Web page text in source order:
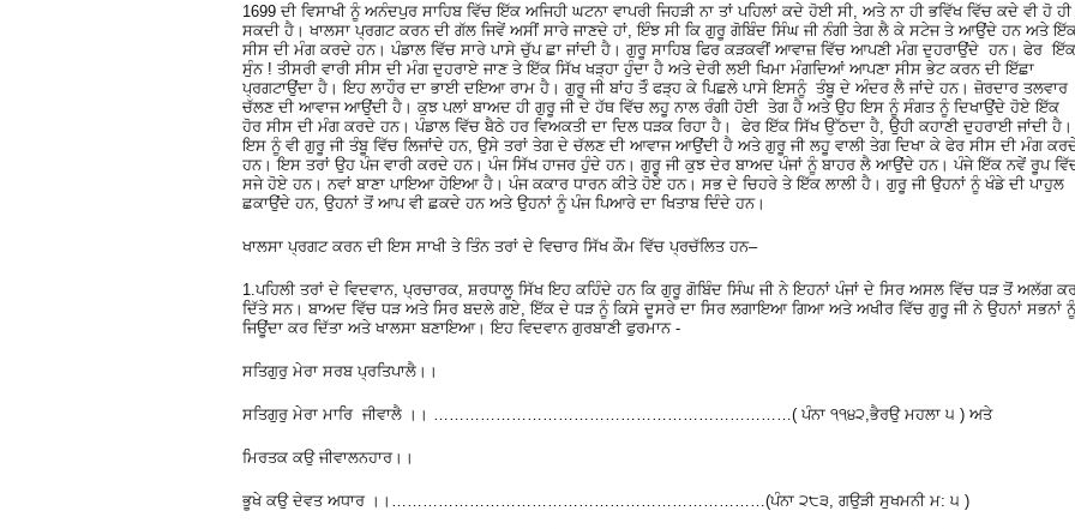
1699 ਦੀ ਵਿਸਾਖੀ ਨੂੰ ਅਨੰਦਪੁਰ ਸਾਹਿਬ ਵਿੱਚ ਇੱਕ ਅਜਿਹੀ ਘਟਨਾ ਵਾਪਰੀ ਜਿਹੜੀ ਨਾ ਤਾਂ ਪਹਿਲਾਂ ਕਦੇ ਹੋਈ ਸੀ, ਅਤੇ ਨਾ ਹੀ ਭਵਿੱਖ ਵਿੱਚ ਕਦੇ ਵੀ ਹੋ ਹੀ
ਸਕਦੀ ਹੈ। ਖਾਲਸਾ ਪ੍ਰਗਟ ਕਰਨ ਦੀ ਗੱਲ ਜਿਵੇਂ ਅਸੀਂ ਸਾਰੇ ਜਾਣਦੇ ਹਾਂ, ਇੰਝ ਸੀ ਕਿ ਗੁਰੂ ਗੋਬਿੰਦ ਸਿੰਘ ਜੀ ਨੰਗੀ ਤੇਗ ਲੈ ਕੇ ਸਟੇਜ ਤੇ ਆਉਂਦੇ ਹਨ ਅਤੇ
ਸੀਸ ਦੀ ਮੰਗ ਕਰਦੇ ਹਨ। ਪੰਡਾਲ ਵਿੱਚ ਸਾਰੇ ਪਾਸੇ ਚੁੱਪ ਛਾ ਜਾਂਦੀ ਹੈ। ਗੁਰੂ ਸਾਹਿਬ ਫਿਰ ਕੜਕਵੀਂ ਆਵਾਜ਼ ਵਿੱਚ ਆਪਣੀ ਮੰਗ ਦੁਹਰਾਉਂਦੇ ਹਨ। ਫੇਰ ਇੱਕ
ਸੁੰਨ ! ਤੀਸਰੀ ਵਾਰੀ ਸੀਸ ਦੀ ਮੰਗ ਦੁਹਰਾਏ ਜਾਣ ਤੇ ਇੱਕ ਸਿੱਖ ਖੜ੍ਹਾ ਹੁੰਦਾ ਹੈ ਅਤੇ ਦੇਰੀ ਲਈ ਖਿਮਾ ਮੰਗਦਿਆਂ ਆਪਣਾ ਸੀਸ ਭੇਟ ਕਰਨ ਦੀ ਇੱਛਾ
ਪ੍ਰਗਟਾਉਂਦਾ ਹੈ। ਇਹ ਲਾਹੌਰ ਦਾ ਭਾਈ ਦਇਆ ਰਾਮ ਹੈ। ਗੁਰੂ ਜੀ ਬਾਂਹ ਤੋੰ ਫੜ੍ਹ ਕੇ ਪਿਛਲੇ ਪਾਸੇ ਇਸਨੂੰ ਤੰਬੂ ਦੇ ਅੰਦਰ ਲੈ ਜਾਂਦੇ ਹਨ। ਜ਼ੋਰਦਾਰ ਤਲਵਾਰ
ਚੱਲਣ ਦੀ ਆਵਾਜ ਆਉਂਦੀ ਹੈ। ਕੁਝ ਪਲਾਂ ਬਾਅਦ ਹੀ ਗੁਰੂ ਜੀ ਦੇ ਹੱਥ ਵਿੱਚ ਲਹੂ ਨਾਲ ਰੰਗੀ ਹੋਈ ਤੇਗ ਹੈ ਅਤੇ ਉਹ ਇਸ ਨੂੰ ਸੰਗਤ ਨੂੰ ਦਿਖਾਉਂਦੇ ਹੋਏ ਇੱਕ
ਹੋਰ ਸੀਸ ਦੀ ਮੰਗ ਕਰਦੇ ਹਨ। ਪੰਡਾਲ ਵਿੱਚ ਬੈਠੇ ਹਰ ਵਿਅਕਤੀ ਦਾ ਦਿਲ ਧੜਕ ਰਿਹਾ ਹੈ। ਫੇਰ ਇੱਕ ਸਿੱਖ ਉੱਠਦਾ ਹੈ, ਉਹੀ ਕਹਾਣੀ ਦੁਹਰਾਈ ਜਾਂਦੀ ਹੈ।
ਇਸ ਨੂੰ ਵੀ ਗੁਰੂ ਜੀ ਤੰਬੂ ਵਿੱਚ ਲਿਜਾਂਦੇ ਹਨ, ਉਸੇ ਤਰਾਂ ਤੇਗ ਦੇ ਚੱਲਣ ਦੀ ਆਵਾਜ ਆਉਂਦੀ ਹੈ ਅਤੇ ਗੁਰੂ ਜੀ ਲਹੂ ਵਾਲੀ ਤੇਗ ਦਿਖਾ ਕੇ ਫੇਰ ਸੀਸ ਦੀ ਮੰਗ
ਹਨ। ਇਸ ਤਰਾਂ ਉਹ ਪੰਜ ਵਾਰੀ ਕਰਦੇ ਹਨ। ਪੰਜ ਸਿੱਖ ਹਾਜਰ ਹੁੰਦੇ ਹਨ। ਗੁਰੂ ਜੀ ਕੁਝ ਦੇਰ ਬਾਅਦ ਪੰਜਾਂ ਨੂੰ ਬਾਹਰ ਲੈ ਆਉਂਦੇ ਹਨ। ਪੰਜੇ ਇੱਕ ਨਵੇਂ ਰੂਪ
ਸਜੇ ਹੋਏ ਹਨ। ਨਵਾਂ ਬਾਣਾ ਪਾਇਆ ਹੋਇਆ ਹੈ। ਪੰਜ ਕਕਾਰ ਧਾਰਨ ਕੀਤੇ ਹੋਏ ਹਨ। ਸਭ ਦੇ ਚਿਹਰੇ ਤੇ ਇੱਕ ਲਾਲੀ ਹੈ। ਗੁਰੂ ਜੀ ਉਹਨਾਂ ਨੂੰ ਖੰਡੇ ਦੀ ਪਾਹੁਲ
ਛਕਾਉਂਦੇ ਹਨ, ਉਹਨਾਂ ਤੋਂ ਆਪ ਵੀ ਛਕਦੇ ਹਨ ਅਤੇ ਉਹਨਾਂ ਨੂੰ ਪੰਜ ਪਿਆਰੇ ਦਾ ਖਿਤਾਬ ਦਿੰਦੇ ਹਨ।
ਖਾਲਸਾ ਪ੍ਰਗਟ ਕਰਨ ਦੀ ਇਸ ਸਾਖੀ ਤੇ ਤਿੰਨ ਤਰਾਂ ਦੇ ਵਿਚਾਰ ਸਿੱਖ ਕੌਮ ਵਿੱਚ ਪ੍ਰਚੱਲਿਤ ਹਨ–
1.ਪਹਿਲੀ ਤਰਾਂ ਦੇ ਵਿਦਵਾਨ, ਪ੍ਰਚਾਰਕ, ਸ਼ਰਧਾਲੂ ਸਿੱਖ ਇਹ ਕਹਿੰਦੇ ਹਨ ਕਿ ਗੁਰੂ ਗੋਬਿੰਦ ਸਿੰਘ ਜੀ ਨੇ ਇਹਨਾਂ ਪੰਜਾਂ ਦੇ ਸਿਰ ਅਸਲ ਵਿੱਚ ਧੜ ਤੋਂ ਅਲੱਗ
ਦਿੱਤੇ ਸਨ। ਬਾਅਦ ਵਿੱਚ ਧੜ ਅਤੇ ਸਿਰ ਬਦਲੇ ਗਏ, ਇੱਕ ਦੇ ਧੜ ਨੂੰ ਕਿਸੇ ਦੂਸਰੇ ਦਾ ਸਿਰ ਲਗਾਇਆ ਗਿਆ ਅਤੇ ਅਖੀਰ ਵਿੱਚ ਗੁਰੂ ਜੀ ਨੇ ਉਹਨਾਂ ਸਭਨਾਂ ਨੂੰ
ਜਿਊਂਦਾ ਕਰ ਦਿੱਤਾ ਅਤੇ ਖਾਲਸਾ ਬਣਾਇਆ। ਇਹ ਵਿਦਵਾਨ ਗੁਰਬਾਣੀ ਫੁਰਮਾਨ -
ਸਤਿਗੁਰੁ ਮੇਰਾ ਸਰਬ ਪ੍ਰਤਿਪਾਲੈ।।
ਸਤਿਗੁਰੁ ਮੇਰਾ ਮਾਰਿ ਜੀਵਾਲੈ ।। ……………………………………………………………( ਪੰਨਾ ੧੧੪੨,ਭੈਰਉ ਮਹਲਾ ੫ ) ਅਤੇ
ਮਿਰਤਕ ਕਉ ਜੀਵਾਲਨਹਾਰ।।
ਭੂਖੇ ਕਉ ਦੇਵਤ ਅਧਾਰ ।।………………………………………………………………(ਪੰਨਾ ੨੮੩, ਗਉੜੀ ਸੁਖਮਨੀ ਮ: ੫ )